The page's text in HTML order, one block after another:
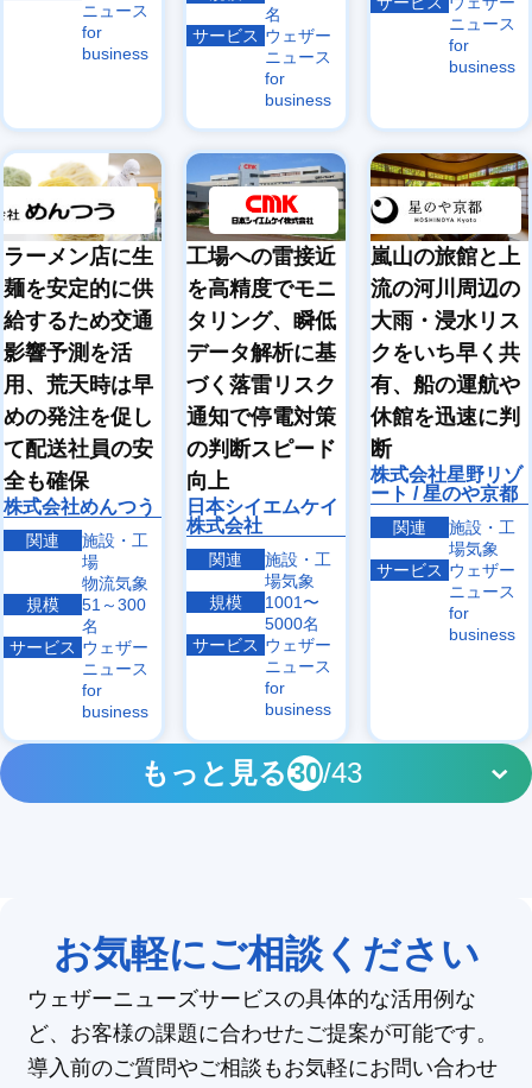
ニュース
for
business
名
サービス ウェザー
ニュース
for
business
ニュース
for
business
ラーメン店に生
麺を安定的に供
給するため交通
影響予測を活
用、荒天時は早
めの発注を促し
て配送社員の安
全も確保
株式会社めんつう
関連
施設・工
場
物流気象
規模
51～300
名
サービス ウェザー
ニュース
for
business
工場への雷接近
を高精度でモニ
タリング、瞬低
データ解析に基
づく落雷リスク
通知で停電対策
の判断スピード
向上
日本シイエムケイ
株式会社
関連
施設・工
場気象
規模
1001〜
5000名
サービス ウェザー
ニュース
for
business
嵐山の旅館と上
流の河川周辺の
大雨・浸水リス
クをいち早く共
有、船の運航や
休館を迅速に判
断
株式会社星野リゾ
ート / 星のや京都
関連
施設・工
場気象
サービス ウェザー
ニュース
for
business
もっと見る30/43
お気軽にご相談ください
ウェザーニューズサービスの具体的な活用例な
ど、お客様の課題に合わせたご提案が可能です。
導入前のご質問やご相談もお気軽にお問い合わせ